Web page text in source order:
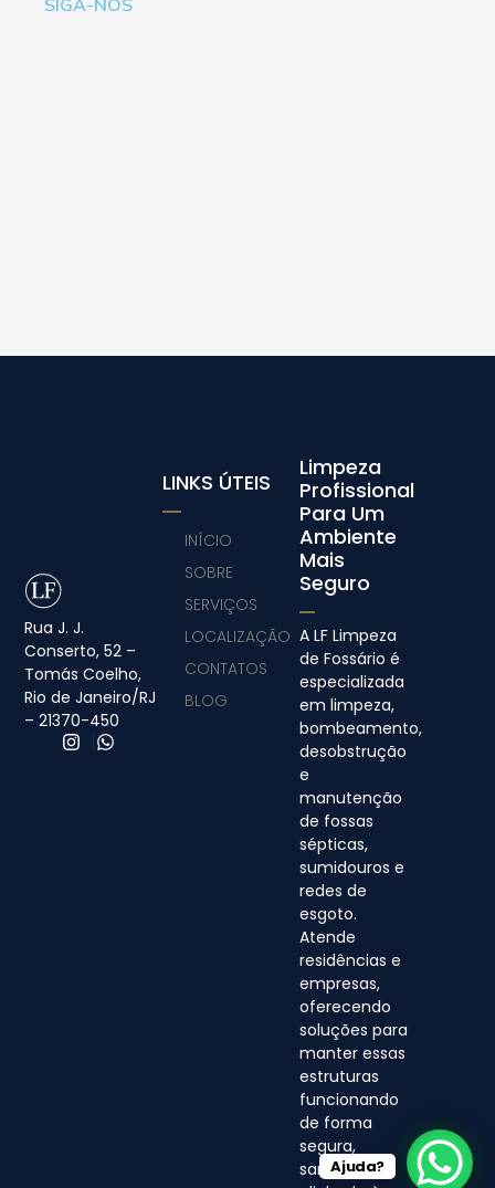
Rua J. J.
Conserto, 52 –
Tomás Coelho,
Rio de Janeiro/RJ
– 21370-450
Limpeza
Profissional
Para Um
Ambiente
Mais
Seguro
A LF Limpeza
de Fossário é
especializada
em limpeza,
bombeamento,
desobstrução
e
manutenção
de fossas
sépticas,
sumidouros e
redes de
esgoto.
Atende
residências e
empresas,
oferecendo
soluções para
manter essas
estruturas
funcionando
de forma
segura,
sanitária e
LINKS ÚTEIS
INÍCIO
SOBRE
SERVIÇOS
LOCALIZAÇÃO
CONTATOS
BLOG
Ajuda?